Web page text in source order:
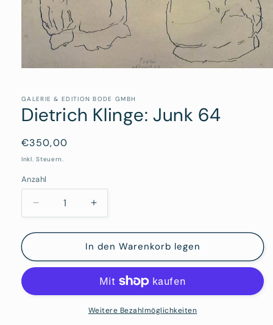
Modal
öffnen
GALERIE & EDITION BODE GMBH
Dietrich Klinge: Junk 64
Normaler
Preis
€350,00
Inkl. Steuern.
Anzahl
Verringere
die
Menge
Dietrich
64
Erhöhe
die
Menge
für
Dietrich
Junk
64
In den Warenkorb legen
Weitere Bezahlmöglichkeiten